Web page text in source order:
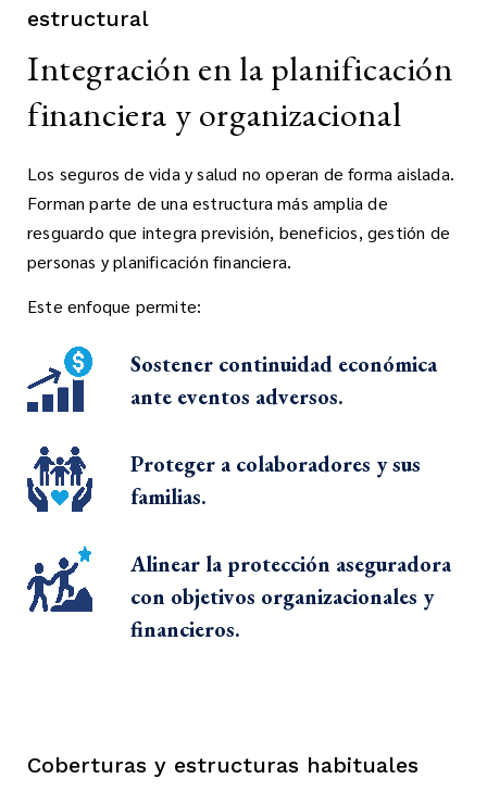
estructural
Integración en la planificación
financiera y organizacional
Los seguros de vida y salud no operan de forma aislada.
Forman parte de una estructura más amplia de
resguardo que integra previsión, beneficios, gestión de
personas y planificación financiera.
Este enfoque permite:
Sostener continuidad económica
ante eventos adversos.
Proteger a colaboradores y sus
familias.
Alinear la protección aseguradora
con objetivos organizacionales y
financieros.
Coberturas y estructuras habituales